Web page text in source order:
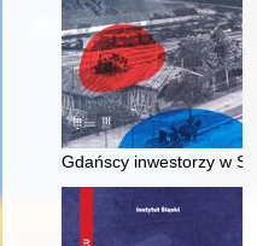
Gdańscy inwestorzy w